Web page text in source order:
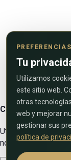
Tu
Utilizamos
este sitio web.
otras
web y mejorar
gestionar sus
política de
Contáctenos
Utilice el siguiente
nosotros!